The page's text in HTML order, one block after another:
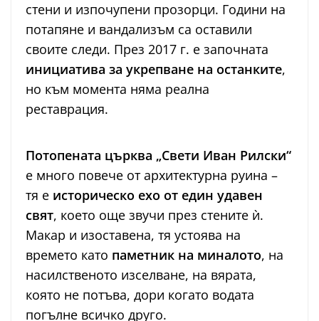
стени и изпочупени прозорци. Години на
потапяне и вандализъм са оставили
своите следи. През 2017 г. е започната
инициатива за укрепване на останките,
но към момента няма реална
реставрация.
Потопената църква „Свети Иван Рилски“
е много повече от архитектурна руина –
тя е историческо ехо от един удавен
свят, което още звучи през стените ѝ.
Макар и изоставена, тя устоява на
времето като паметник на миналото, на
насилственото изселване, на вярата,
която не потъва, дори когато водата
погълне всичко друго.